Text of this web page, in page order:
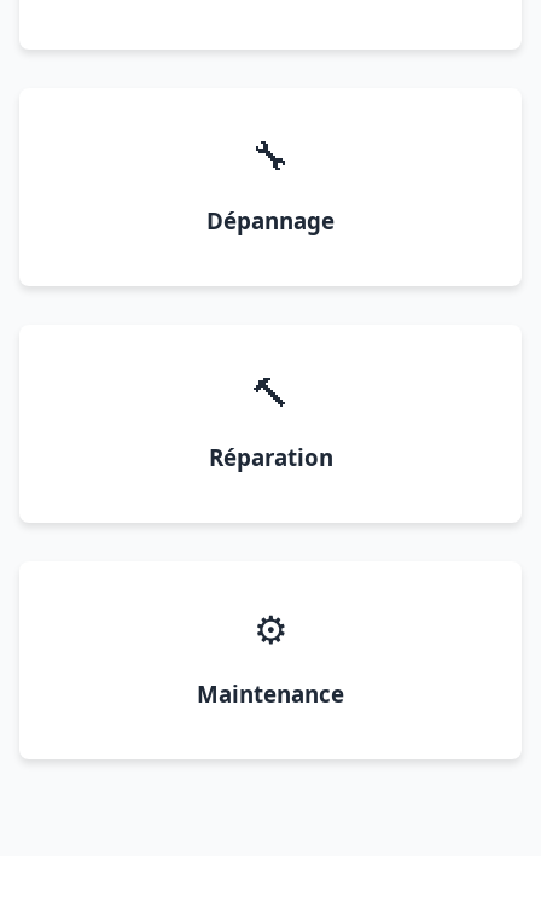
🔧
Dépannage
🔨
Réparation
⚙️
Maintenance